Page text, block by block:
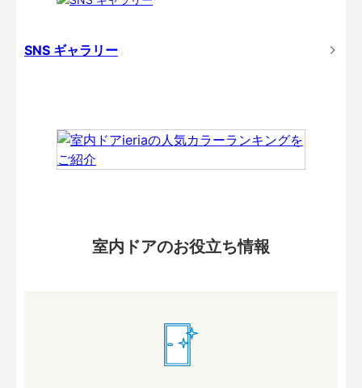
SNS ギャラリー
室内ドアのお役立ち情報